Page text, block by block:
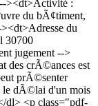
><dt>Activité :
du bÃ¢timent,
du
30700
jugement -->
des crÃ©ances est
prÃ©senter
le dÃ©lai d'un mois
dl> <p class="pdf-